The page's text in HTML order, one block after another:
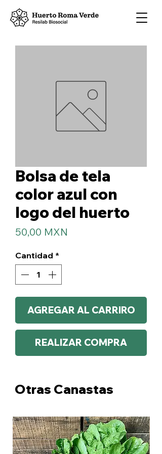
Bolsa de tela
color azul con
logo del huerto
50,00 MXN
Cantidad *
AGREGAR AL CARRIRO
REALIZAR COMPRA
Otras Canastas